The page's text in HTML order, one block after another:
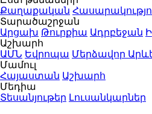
Քաղաքական
Տարածաշրջան
Արցախ Թուրքիա Ադրբեջան
Աշխարհ
ԱՄՆ Եվրոպա Մերձավոր
Մամուլ
Հայաստան Աշխարհ
Մեդիա
Տեսանյութեր Լուսանկարներ